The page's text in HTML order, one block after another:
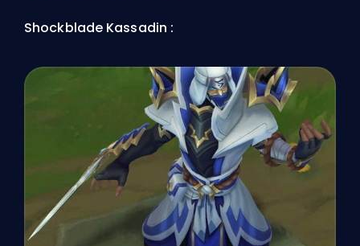
Shockblade Kassadin :